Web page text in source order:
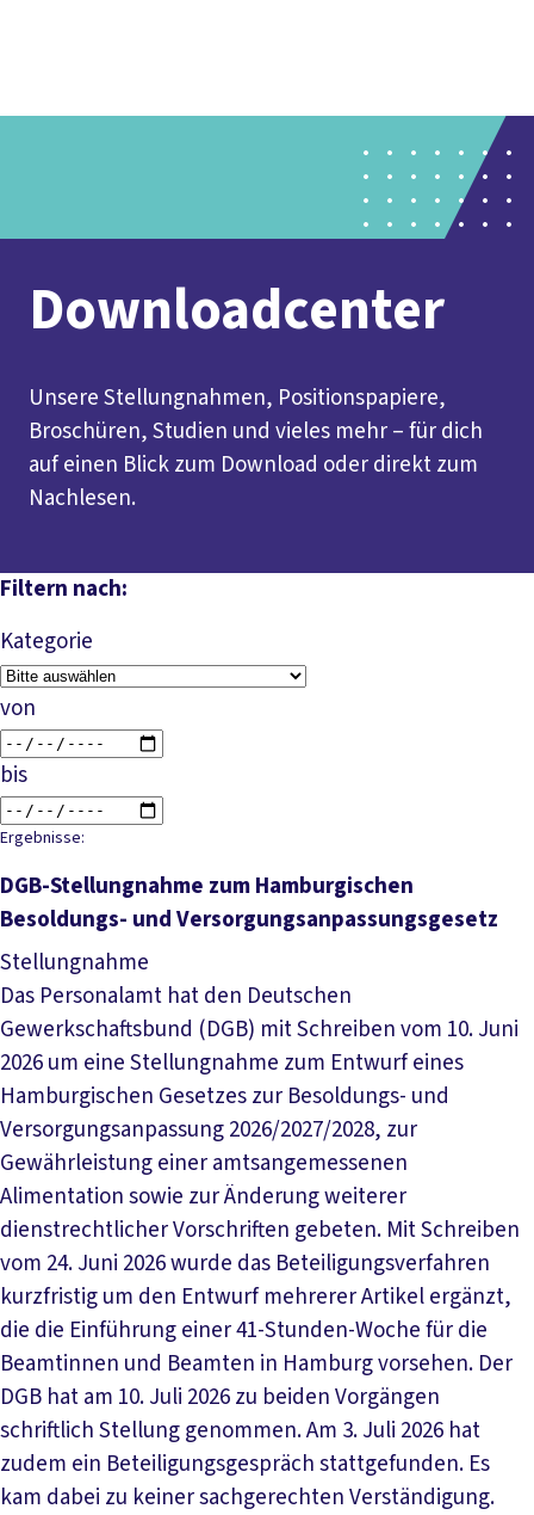
Mitmachen
Downloadcenter
Unsere Stellungnahmen, Positionspapiere,
Broschüren, Studien und vieles mehr – für dich
auf einen Blick zum Download oder direkt zum
Nachlesen.
Filtern nach:
Kategorie
von
bis
Ergebnisse:
DGB-Stellungnahme zum Hamburgischen
Besoldungs- und Versorgungsanpassungsgesetz
Stellungnahme
Das Personalamt hat den Deutschen
Gewerkschaftsbund (DGB) mit Schreiben vom 10. Juni
2026 um eine Stellungnahme zum Entwurf eines
Hamburgischen Gesetzes zur Besoldungs- und
Versorgungsanpassung 2026/2027/2028, zur
Gewährleistung einer amtsangemessenen
Alimentation sowie zur Änderung weiterer
dienstrechtlicher Vorschriften gebeten. Mit Schreiben
vom 24. Juni 2026 wurde das Beteiligungsverfahren
kurzfristig um den Entwurf mehrerer Artikel ergänzt,
die die Einführung einer 41-Stunden-Woche für die
Beamtinnen und Beamten in Hamburg vorsehen. Der
DGB hat am 10. Juli 2026 zu beiden Vorgängen
schriftlich Stellung genommen. Am 3. Juli 2026 hat
zudem ein Beteiligungsgespräch stattgefunden. Es
kam dabei zu keiner sachgerechten Verständigung.